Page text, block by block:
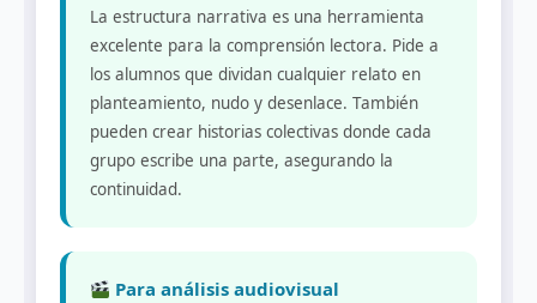
La estructura narrativa es una herramienta
excelente para la comprensión lectora. Pide a
los alumnos que dividan cualquier relato en
planteamiento, nudo y desenlace. También
pueden crear historias colectivas donde cada
grupo escribe una parte, asegurando la
continuidad.
Para análisis audiovisual